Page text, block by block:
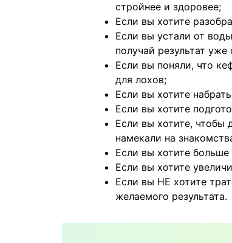
стройнее и здоровее;
Если вы хотите
Если вы устали от
получай результат уже
Если вы поняли, что
для лохов;
Если вы хотите
Если вы хотите
Если вы хотите, чтобы
намекали на
Если вы хотите
Если вы хотите
Если вы НЕ хотите
желаемого результата.